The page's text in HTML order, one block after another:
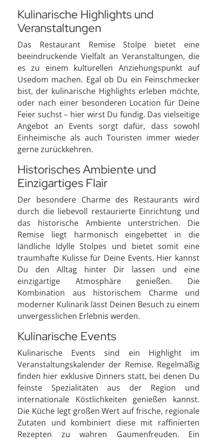
Kulinarische Highlights und
Veranstaltungen
Das Restaurant Remise Stolpe bietet eine
beeindruckende Vielfalt an Veranstaltungen, die
es zu einem kulturellen Anziehungspunkt auf
Usedom machen. Egal ob Du ein Feinschmecker
bist, der kulinarische Highlights erleben möchte,
oder nach einer besonderen Location für Deine
Feier suchst – hier wirst Du fündig. Das vielseitige
Angebot an Events sorgt dafür, dass sowohl
Einheimische als auch Touristen immer wieder
gerne zurückkehren.
Historisches Ambiente und
Einzigartiges Flair
Der besondere Charme des Restaurants wird
durch die liebevoll restaurierte Einrichtung und
das historische Ambiente unterstrichen. Die
Remise liegt harmonisch eingebettet in die
ländliche Idylle Stolpes und bietet somit eine
traumhafte Kulisse für Deine Events. Hier kannst
Du den Alltag hinter Dir lassen und eine
einzigartige Atmosphäre genießen. Die
Kombination aus historischem Charme und
moderner Kulinarik lässt Deinen Besuch zu einem
unvergesslichen Erlebnis werden.
Kulinarische Events
Kulinarische Events sind ein Highlight im
Veranstaltungskalender der Remise. Regelmäßig
finden hier exklusive Dinners statt, bei denen Du
feinste Spezialitäten aus der Region und
internationale Köstlichkeiten genießen kannst.
Die Küche legt großen Wert auf frische, regionale
Zutaten und kombiniert diese mit raffinierten
Rezepten zu wahren Gaumenfreuden. Ein